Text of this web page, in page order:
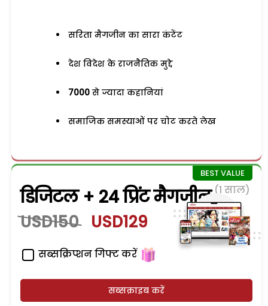
सरिता मैगजीन का सारा कंटेंट
देश विदेश के राजनैतिक मुद्दे
7000 से ज्यादा कहानियां
समाजिक समस्याओं पर चोट करते लेख
डिजिटल + 24 प्रिंट मैगजीन (1 साल)
USD150 USD129
सब्सक्रिप्शन गिफ्ट करें
सब्सक्राइब करें